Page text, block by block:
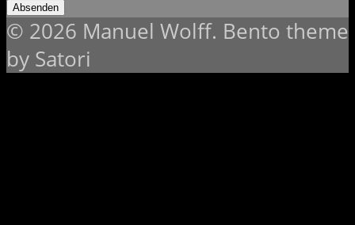
Absenden
© 2026 Manuel Wolff. Bento theme
by Satori